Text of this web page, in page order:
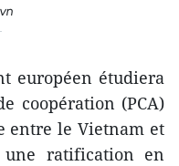
européen étudiera
coopération (PCA)
entre le Vietnam et
une ratification en